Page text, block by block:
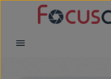
Ugrás a fő tartalomra